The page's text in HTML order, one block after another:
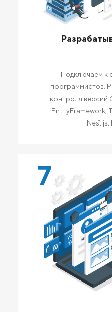
Подключаем к
программистов.
контроля версий
EntityFramework,
Nest.js,
7